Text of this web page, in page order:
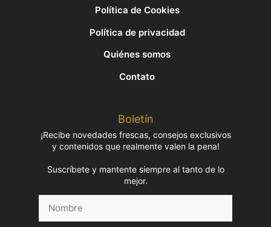
Política de Cookies
Política de privacidad
Quiénes somos
Contato
Boletín
¡Recibe novedades frescas, consejos exclusivos
y contenidos que realmente valen la pena!
Suscríbete y mantente siempre al tanto de lo
mejor.